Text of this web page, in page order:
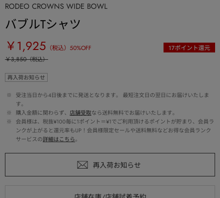
RODEO CROWNS WIDE BOWL
バブルTシャツ
￥1,925 （税込） 50%OFF 17ポイント還元
￥3,850（税込）
再入荷お知らせ
※
受注当日から4日後までに発送となります。 最短注文日の翌日にお届けいたしま
す。
※
購入金額に関わらず、 店舗受取なら送料無料でお届けいたします。
※
会員様は、税抜¥100毎に1ポイント＝¥1でご利用頂けるポイントが貯まり、会員ラ
ンクが上がると還元率もUP！会員様限定セールや送料無料などお得な会員ランク
サービスの詳細はこちら。